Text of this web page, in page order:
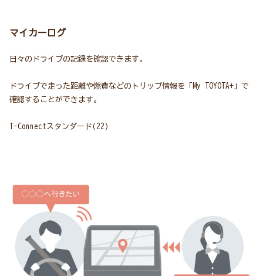
マイカーログ
日々のドライブの記録を確認できます。
ドライブで走った距離や燃費などのトリップ情報を「My TOYOTA+」で
確認することができます。
T-Connectスタンダード(22)